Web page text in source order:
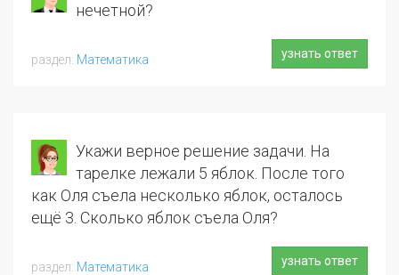
Математика
нечетной?
узнать ответ
Математика
Укажи верное решение задачи. На
тарелке лежали 5 яблок. После того
как Оля съела несколько яблок, осталось
ещё 3. Сколько яблок съела Оля?
узнать ответ